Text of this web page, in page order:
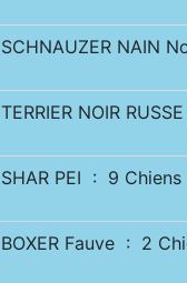
SCHNAUZER NAIN
TERRIER NOIR
SHAR PEI : 9 Chiens
BOXER Fauve : 2